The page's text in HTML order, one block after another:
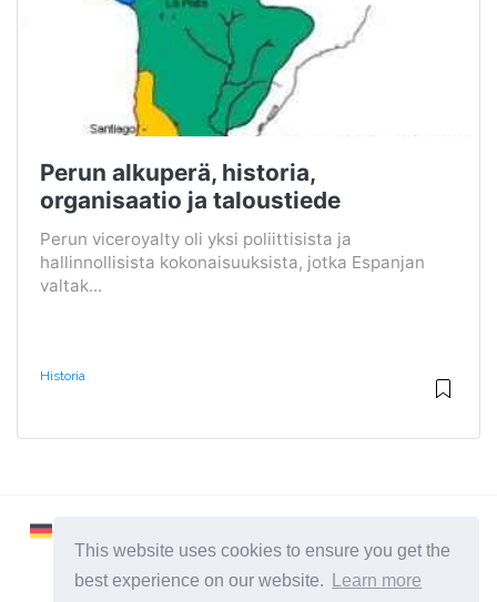
This website uses cookies to ensure you get the
best experience on our website.
Learn more
Perun alkuperä, historia,
organisaatio ja taloustiede
Perun viceroyalty oli yksi poliittisista ja
hallinnollisista kokonaisuuksista, jotka Espanjan
valtak...
Historia